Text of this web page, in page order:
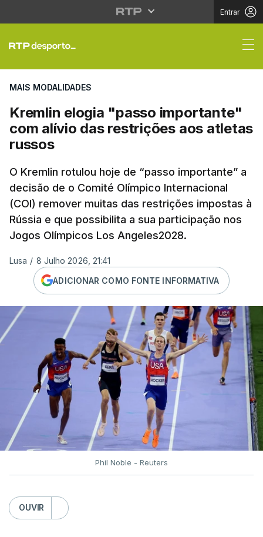
Entrar
Kremlin elogia
MAIS MODALIDADES
Kremlin elogia "passo importante"
com alívio das restrições aos atletas
russos
O Kremlin rotulou hoje de “passo importante” a
decisão de o Comité Olímpico Internacional
(COI) remover muitas das restrições impostas à
Rússia e que possibilita a sua participação nos
Jogos Olímpicos Los Angeles2028.
Lusa / 8 Julho 2026, 21:41
ADICIONAR COMO FONTE INFORMATIVA
Phil Noble - Reuters
OUVIR